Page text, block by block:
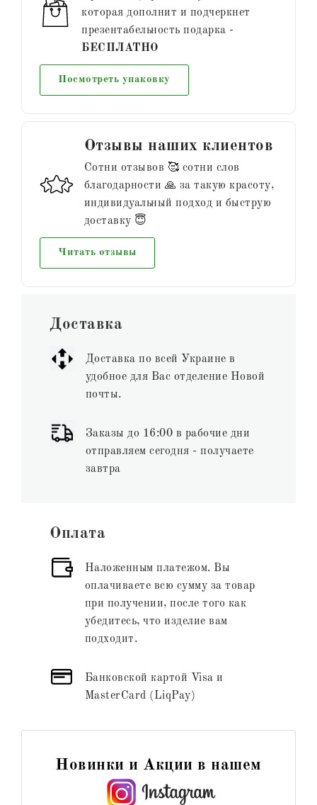
которая дополнит и подчеркнет
презентабельность подарка -
БЕСПЛАТНО
Посмотреть упаковку
Отзывы наших клиентов
Сотни отзывов 🥰 сотни слов
благодарности 🙏 за такую красоту,
индивидуальный подход и быструю
доставку 😇
Читать отзывы
Доставка
Доставка по всей Украине в
удобное для Вас отделение Новой
почты.
Заказы до 16:00 в рабочие дни
отправляем сегодня - получаете
завтра
Оплата
Наложенным платежом. Вы
оплачиваете всю сумму за товар
при получении, после того как
убедитесь, что изделие вам
подходит.
Банковской картой Visa и
MasterCard (LiqPay)
Новинки и Акции в нашем